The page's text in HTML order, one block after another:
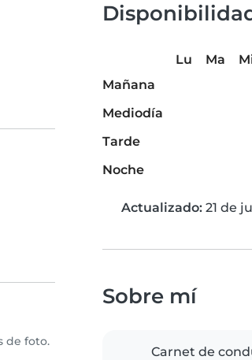
de foto.
Lu Ma
Mañana
Mediodía
Tarde
Noche
Actualizado: 21 de
Sobre mí
Carnet de